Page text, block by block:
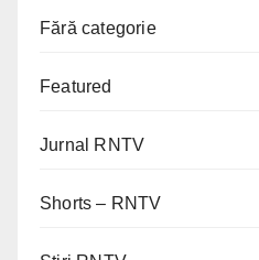
Fără categorie
Featured
Jurnal RNTV
Shorts – RNTV